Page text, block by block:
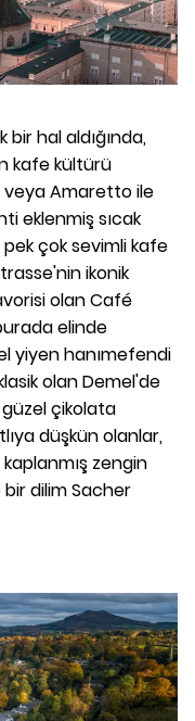
hal aldığında,
kafe kültürü
veya Amaretto ile
eklenmiş sıcak
çok sevimli kafe
ikonik
olan Café
elinde
yiyen hanımefendi
olan Demel'de
çikolata
düşkün olanlar,
kaplanmış zengin
dilim Sacher